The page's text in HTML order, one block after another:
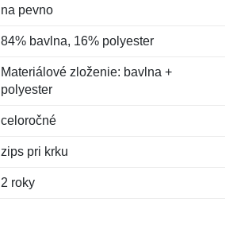
na pevno
84% bavlna, 16% polyester
Materiálové zloženie: bavlna +
polyester
celoročné
zips pri krku
2 roky